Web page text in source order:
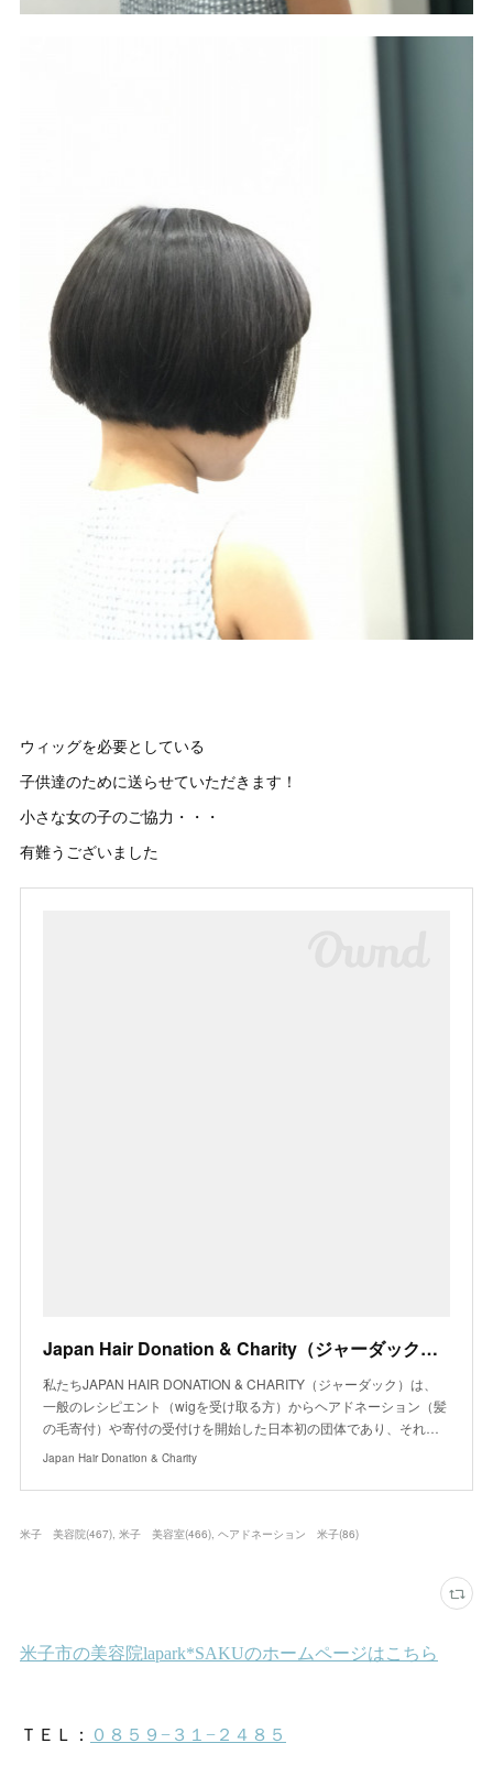
ウィッグを必要としている
子供達のために送らせていただきます！
小さな女の子のご協力・・・
有難うございました
Japan Hair Donation & Charity（ジャーダック）｜ヘアドネーションを通じた社会貢献活動
私たちJAPAN HAIR DONATION & CHARITY（ジャーダック）は、
一般のレシピエント（wigを受け取る方）からヘアドネーション（髪
の毛寄付）や寄付の受付けを開始した日本初の団体であり、それ…
Japan Hair Donation & Charity
米子 美容院(467) 米子 美容室(466) ヘアドネーション 米子(86)